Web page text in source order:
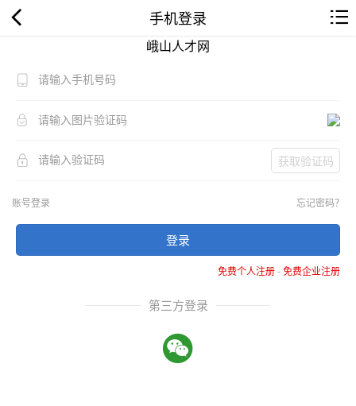
手机登录
峨山人才网
获取验证码
账号登录 忘记密码？
登录
免费个人注册-免费企业注册
第三方登录